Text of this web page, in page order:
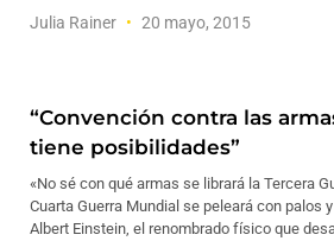
Julia Rainer 20 mayo, 2015
“Convención contra las
tiene posibilidades”
«No sé con qué armas se librará la Tercera
Cuarta Guerra Mundial se peleará con palos
Albert Einstein, el renombrado físico que